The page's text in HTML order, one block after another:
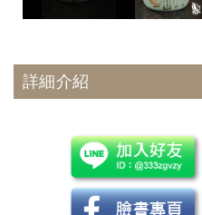
詳細介紹